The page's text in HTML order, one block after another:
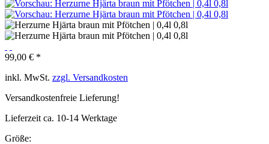
99,00 € *
inkl. MwSt. zzgl. Versandkosten
Versandkostenfreie Lieferung!
Lieferzeit ca. 10-14 Werktage
Größe: